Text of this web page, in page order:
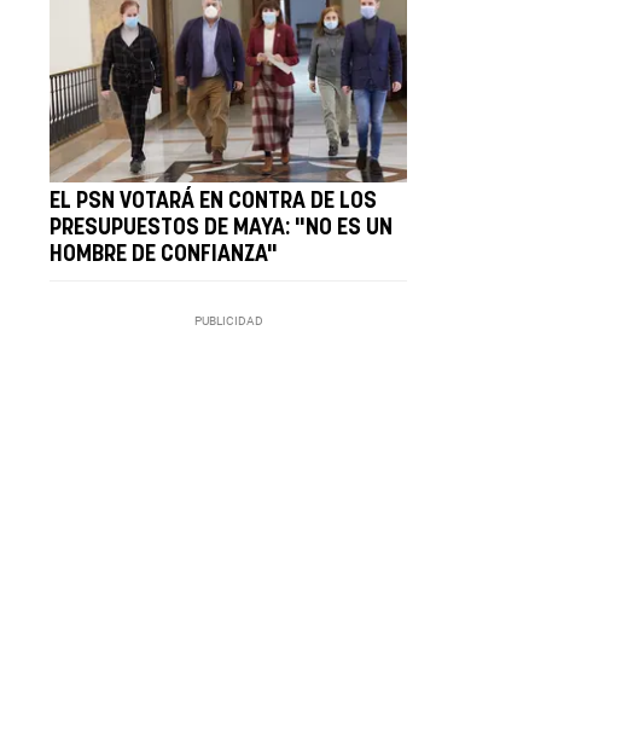
EL PSN VOTARÁ EN CONTRA DE LOS
PRESUPUESTOS DE MAYA: "NO ES UN
HOMBRE DE CONFIANZA"